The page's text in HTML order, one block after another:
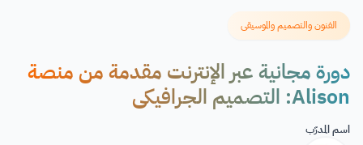
الفنون والتصميم والموسيقى
دورة مجانية عبر الإنترنت مقدمة من منصة
Alison: التصميم الجرافيكي
اسم المدرّب